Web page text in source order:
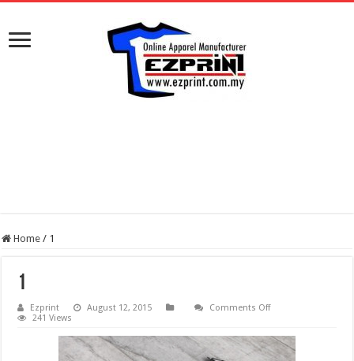
Home / 1
1
Ezprint August 12, 2015 Comments Offon
241 Views